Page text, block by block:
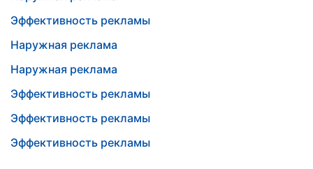
Эффективность рекламы
Наружная реклама
Наружная реклама
Эффективность рекламы
Эффективность рекламы
Эффективность рекламы